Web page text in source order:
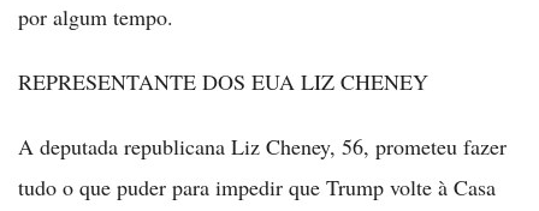
por algum tempo.
REPRESENTANTE DOS EUA LIZ CHENEY
A deputada republicana Liz Cheney, 56, prometeu fazer
tudo o que puder para impedir que Trump volte à Casa